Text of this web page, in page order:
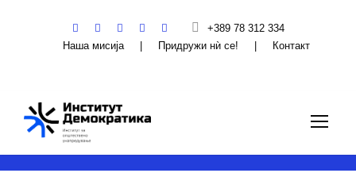
+389 78 312 334
Наша мисија
Придружи нѝ се! Контакт